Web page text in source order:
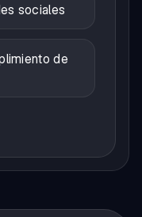
sociales
de